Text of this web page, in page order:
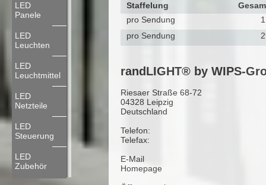
LED
Panele
LED
Leuchten
LED
Leuchtmittel
LED
Netzteile
LED
Steuerung
LED
Zubehör
Staffelung
pro Sendung
pro Sendung
randLIGHT® by WIPS-
Riesaer Straße 68-72
04328 Leipzig
Deutschland
Telefon:
Telefax:
E-Mail
Homepage